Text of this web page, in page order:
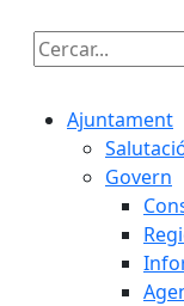
Cercar:
Ajuntament
Govern